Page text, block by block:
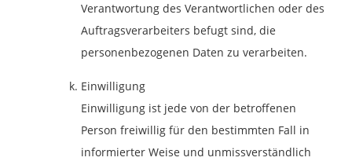
Verantwortung des Verantwortlichen oder des
Auftragsverarbeiters befugt sind, die
personenbezogenen Daten zu verarbeiten.
Einwilligung
Einwilligung ist jede von der betroffenen
Person freiwillig für den bestimmten Fall in
informierter Weise und unmissverständlich